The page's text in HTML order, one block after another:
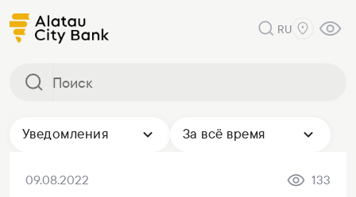
RU
Уведомления За всё время
09.08.2022 133